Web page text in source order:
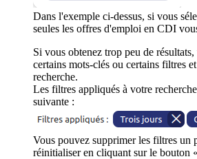
Dans l'exemple ci-dessus, si vous
seules les offres d'emploi en CDI
Si vous obtenez trop peu de
certains mots-clés ou certains filtres
recherche.
Les filtres appliqués à votre
suivante :
Vous pouvez supprimer les filtres un
réinitialiser en cliquant sur le bouton